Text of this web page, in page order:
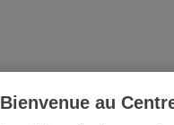
Bienvenue au